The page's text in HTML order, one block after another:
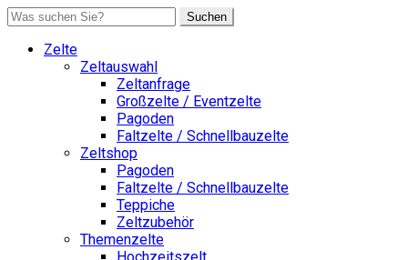
Suchen
Zelte
Zeltauswahl
Zeltanfrage
Großzelte / Eventzelte
Pagoden
Faltzelte / Schnellbauzelte
Zeltshop
Pagoden
Faltzelte / Schnellbauzelte
Teppiche
Zeltzubehör
Themenzelte